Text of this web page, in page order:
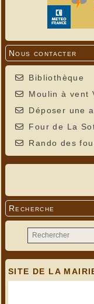
Nous contacter
Bibliothèque
Moulin à vent
Déposer une
Four de La
Rando des
Recherche
SITE DE LA